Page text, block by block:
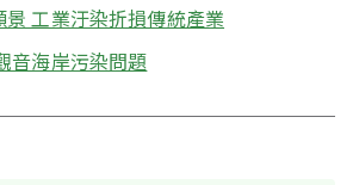
工業汙染折損傳統產業
音海岸污染問題